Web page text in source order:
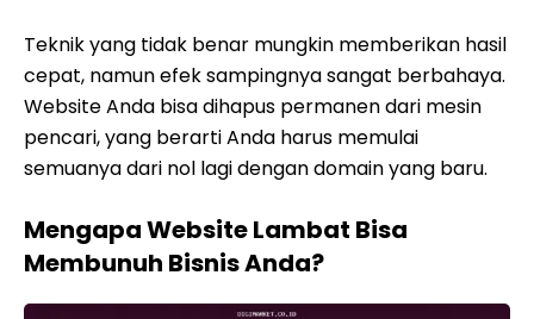
Teknik yang tidak benar mungkin memberikan hasil
cepat, namun efek sampingnya sangat berbahaya.
Website Anda bisa dihapus permanen dari mesin
pencari, yang berarti Anda harus memulai
semuanya dari nol lagi dengan domain yang baru.
Mengapa Website Lambat Bisa
Membunuh Bisnis Anda?